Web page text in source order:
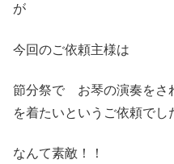
が
今回のご依頼主様は
節分祭で お琴の演奏をさ
を着たいというご依頼でし
なんて素敵！！